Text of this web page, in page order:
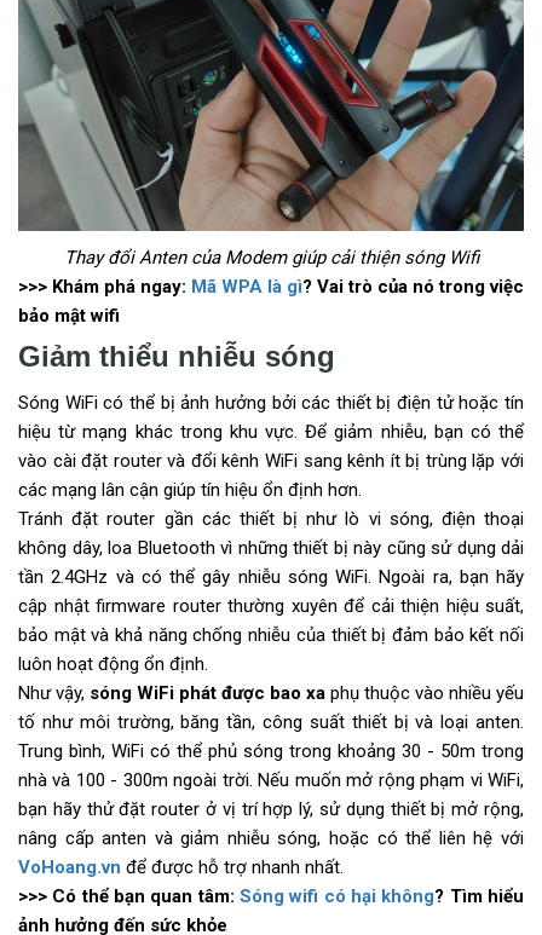
Thay đổi Anten của Modem giúp cải thiện sóng Wifi
>>> Khám phá ngay: Mã WPA là gì? Vai trò của nó trong việc
bảo mật wifi
Giảm thiểu nhiễu sóng
Sóng WiFi có thể bị ảnh hưởng bởi các thiết bị điện tử hoặc tín
hiệu từ mạng khác trong khu vực. Để giảm nhiễu, bạn có thể
vào cài đặt router và đổi kênh WiFi sang kênh ít bị trùng lặp với
các mạng lân cận giúp tín hiệu ổn định hơn.
Tránh đặt router gần các thiết bị như lò vi sóng, điện thoại
không dây, loa Bluetooth vì những thiết bị này cũng sử dụng dải
tần 2.4GHz và có thể gây nhiễu sóng WiFi. Ngoài ra, bạn hãy
cập nhật firmware router thường xuyên để cải thiện hiệu suất,
bảo mật và khả năng chống nhiễu của thiết bị đảm bảo kết nối
luôn hoạt động ổn định.
Như vậy, sóng WiFi phát được bao xa phụ thuộc vào nhiều yếu
tố như môi trường, băng tần, công suất thiết bị và loại anten.
Trung bình, WiFi có thể phủ sóng trong khoảng 30 - 50m trong
nhà và 100 - 300m ngoài trời. Nếu muốn mở rộng phạm vi WiFi,
bạn hãy thử đặt router ở vị trí hợp lý, sử dụng thiết bị mở rộng,
nâng cấp anten và giảm nhiễu sóng, hoặc có thể liên hệ với
VoHoang.vn để được hỗ trợ nhanh nhất.
>>> Có thể bạn quan tâm: Sóng wifi có hại không? Tìm hiểu
ảnh hưởng đến sức khỏe